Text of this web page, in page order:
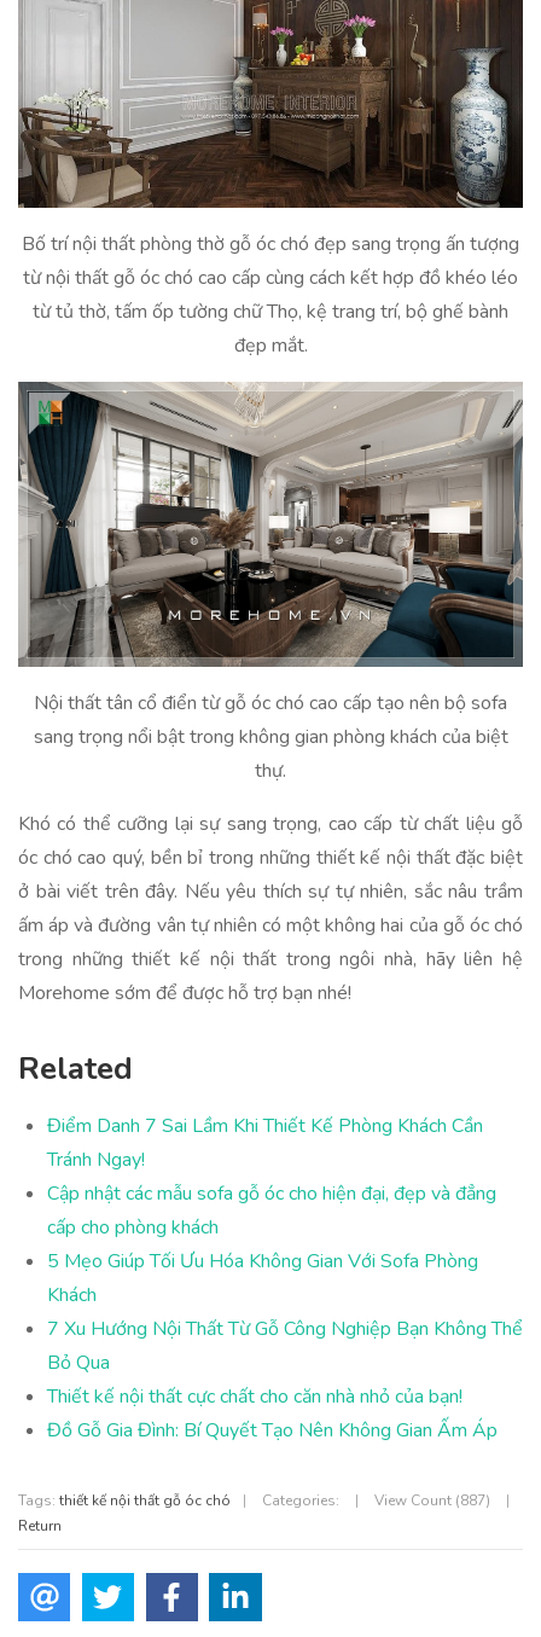
Bố trí nội thất phòng thờ gỗ óc chó đẹp sang trọng ấn tượng
từ nội thất gỗ óc chó cao cấp cùng cách kết hợp đồ khéo léo
từ tủ thờ, tấm ốp tường chữ Thọ, kệ trang trí, bộ ghế bành
đẹp mắt.
Nội thất tân cổ điển từ gỗ óc chó cao cấp tạo nên bộ sofa
sang trọng nổi bật trong không gian phòng khách của biệt
thự.
Khó có thể cưỡng lại sự sang trọng, cao cấp từ chất liệu gỗ
óc chó cao quý, bền bỉ trong những thiết kế nội thất đặc biệt
ở bài viết trên đây. Nếu yêu thích sự tự nhiên, sắc nâu trầm
ấm áp và đường vân tự nhiên có một không hai của gỗ óc chó
trong những thiết kế nội thất trong ngôi nhà, hãy liên hệ
Morehome sớm để được hỗ trợ bạn nhé!
Related
Điểm Danh 7 Sai Lầm Khi Thiết Kế Phòng Khách Cần
Tránh Ngay!
Cập nhật các mẫu sofa gỗ óc cho hiện đại, đẹp và đẳng
cấp cho phòng khách
5 Mẹo Giúp Tối Ưu Hóa Không Gian Với Sofa Phòng
Khách
7 Xu Hướng Nội Thất Từ Gỗ Công Nghiệp Bạn Không Thể
Bỏ Qua
Thiết kế nội thất cực chất cho căn nhà nhỏ của bạn!
Đồ Gỗ Gia Đình: Bí Quyết Tạo Nên Không Gian Ấm Áp
Tags: thiết kế nội thất gỗ óc chó | Categories: | View Count (887)
|
Return